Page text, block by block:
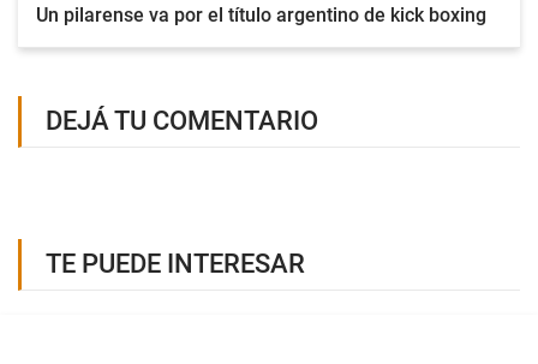
Un pilarense va por el título argentino de kick boxing
DEJÁ TU COMENTARIO
TE PUEDE INTERESAR